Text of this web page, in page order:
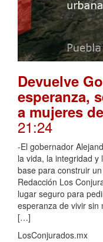
Devuelve
esperanza,
a mujeres
21:24
-El gobernador
la vida, la integridad
base para construir
Redacción Los
lugar seguro para
esperanza de vivir sin
[…]
LosConjurados.mx